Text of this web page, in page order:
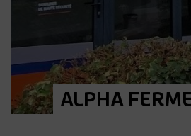
ALPHA